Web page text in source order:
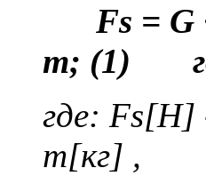
Fs = G
m; (1)
где: Fs[Н]
m[кг] ,